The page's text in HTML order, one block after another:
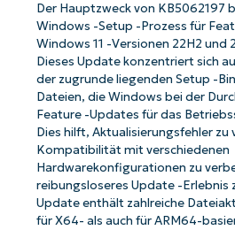
Der Hauptzweck von KB5062197
Windows -Setup -Prozess für
Windows 11 -Versionen 22H2 und
Dieses Update konzentriert sich
der zugrunde liegenden Setup -
Dateien, die Windows bei der
Feature -Updates für das
Dies hilft, Aktualisierungsfehler zu
Kompatibilität mit verschiedenen
Hardwarekonfigurationen zu
reibungsloseres Update -Erlebnis
Update enthält zahlreiche
für X64- als auch für ARM64-